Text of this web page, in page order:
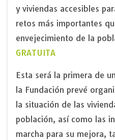
y viviendas accesibles
retos más importantes
envejecimiento de la
GRATUITA
Esta será la primera de
la Fundación prevé
la situación de las
población, así como las
marcha para su mejora,